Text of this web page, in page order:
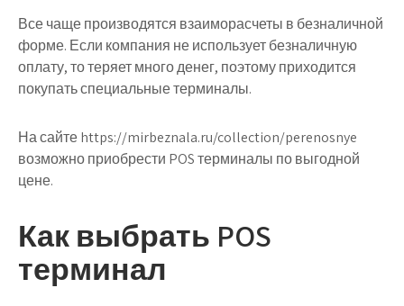
Все чаще производятся взаиморасчеты в безналичной
форме. Если компания не использует безналичную
оплату, то теряет много денег, поэтому приходится
покупать специальные терминалы.
На сайте https://mirbeznala.ru/collection/perenosnye
возможно приобрести POS терминалы по выгодной
цене.
Как выбрать POS
терминал